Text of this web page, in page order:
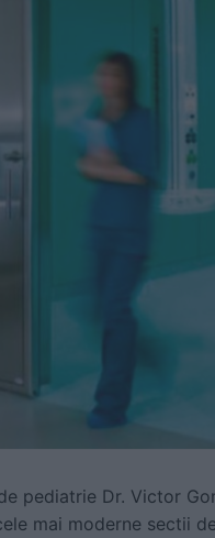
pediatrie Dr. Victor
mai moderne sectii